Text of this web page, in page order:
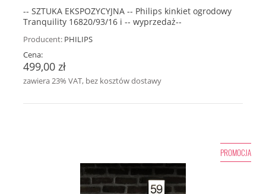
-- SZTUKA EKSPOZYCYJNA -- Philips kinkiet ogrodowy
Tranquility 16820/93/16 i -- wyprzedaż--
Producent: PHILIPS
Cena:
499,00 zł
zawiera 23% VAT, bez kosztów dostawy
PROMOCJA